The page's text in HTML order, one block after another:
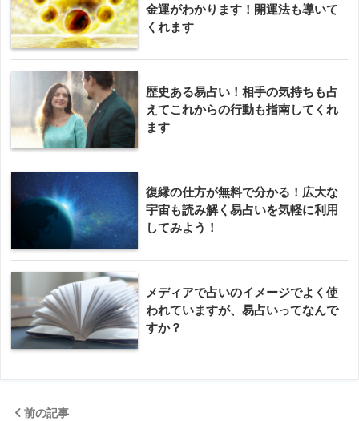
金運がわかります！開運法も導いて
くれます
歴史ある易占い！相手の気持ちも占
えてこれからの行動も指南してくれ
ます
復縁の仕方が無料で分かる！広大な
宇宙も読み解く易占いを気軽に利用
してみよう！
メディアで占いのイメージでよく使
われていますが、易占いってなんで
すか？
前の記事